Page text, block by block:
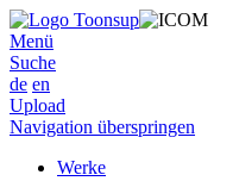
Menü
Suche
de en
Upload
Navigation überspringen
Werke